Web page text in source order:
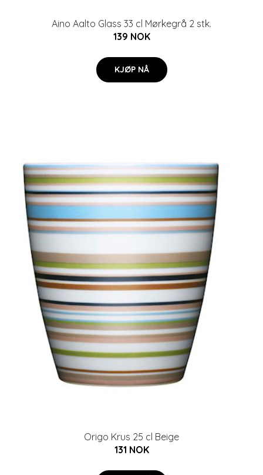
Aino Aalto Glass 33 cl Mørkegrå 2 stk.
139 NOK
KJØP NÅ
Origo Krus 25 cl Beige
131 NOK